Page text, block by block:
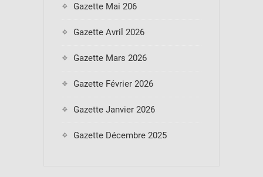
Gazette Mai 206
Gazette Avril 2026
Gazette Mars 2026
Gazette Février 2026
Gazette Janvier 2026
Gazette Décembre 2025